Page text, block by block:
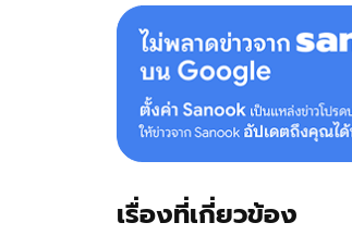
เรื่องที่เกี่ยวข้อง